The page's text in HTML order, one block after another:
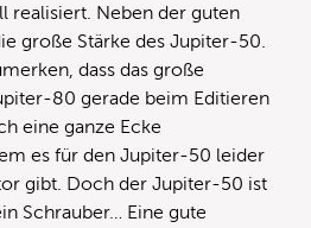
realisiert. Neben der guten
große Stärke des Jupiter-50.
dass das große
80 gerade beim Editieren
eine ganze Ecke
es für den Jupiter-50 leider
gibt. Doch der Jupiter-50 ist
Schrauber… Eine gute